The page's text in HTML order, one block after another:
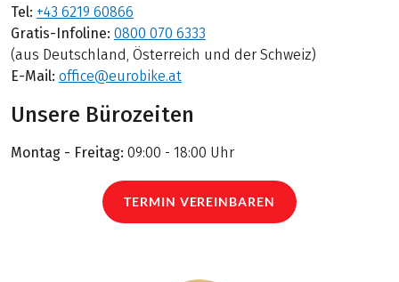
Tel: +43 6219 60866
Gratis-Infoline: 0800 070 6333
(aus Deutschland, Österreich und der Schweiz)
E-Mail: office@eurobike.at
Unsere Bürozeiten
Montag - Freitag: 09:00 - 18:00 Uhr
TERMIN VEREINBAREN